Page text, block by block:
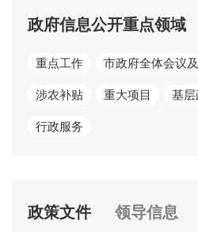
政府信息公开重点领域
重点工作 市政府全体会议
涉农补贴 重大项目 基
行政服务
政策文件 领导信息